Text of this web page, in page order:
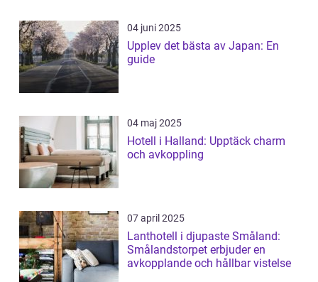
04 juni 2025
Upplev det bästa av Japan: En
guide
04 maj 2025
Hotell i Halland: Upptäck charm
och avkoppling
07 april 2025
Lanthotell i djupaste Småland:
Smålandstorpet erbjuder en
avkopplande och hållbar vistelse